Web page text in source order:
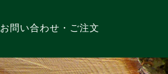
お問い合わせ・ご注文